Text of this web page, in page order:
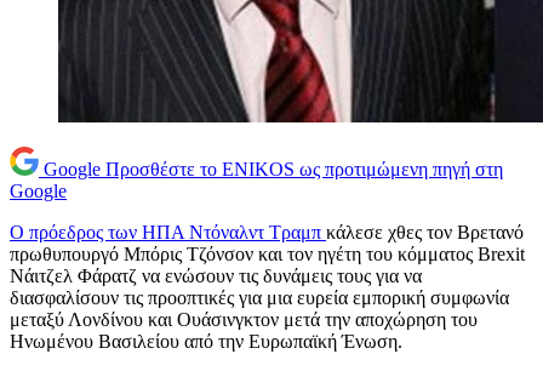
Google Προσθέστε το ENIKOS ως προτιμώμενη πηγή στη
Google
Ο πρόεδρος των ΗΠΑ Ντόναλντ Τραμπ κάλεσε χθες τον Βρετανό
πρωθυπουργό Μπόρις Τζόνσον και τον ηγέτη του κόμματος Brexit
Νάιτζελ Φάρατζ να ενώσουν τις δυνάμεις τους για να
διασφαλίσουν τις προοπτικές για μια ευρεία εμπορική συμφωνία
μεταξύ Λονδίνου και Ουάσινγκτον μετά την αποχώρηση του
Ηνωμένου Βασιλείου από την Ευρωπαϊκή Ένωση.